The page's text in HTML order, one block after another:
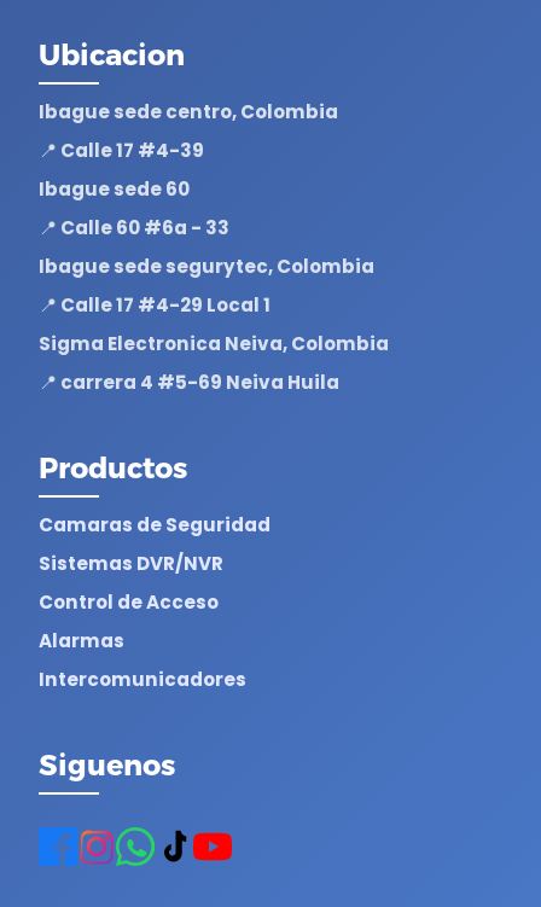
Ubicacion
Ibague sede centro, Colombia
📍 Calle 17 #4-39
Ibague sede 60
📍 Calle 60 #6a - 33
Ibague sede segurytec, Colombia
📍 Calle 17 #4-29 Local 1
Sigma Electronica Neiva, Colombia
📍 carrera 4 #5-69 Neiva Huila
Productos
Camaras de Seguridad
Sistemas DVR/NVR
Control de Acceso
Alarmas
Intercomunicadores
Siguenos